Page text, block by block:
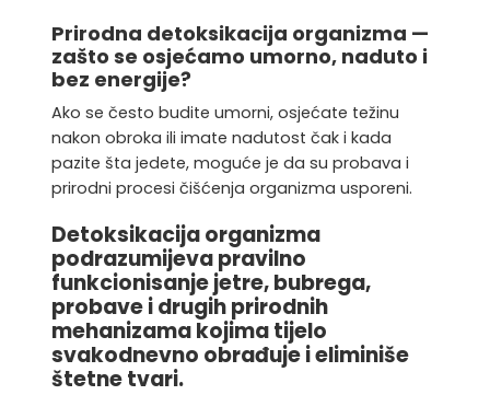
Prirodna detoksikacija organizma —
zašto se osjećamo umorno, naduto i
bez energije?
Ako se često budite umorni, osjećate težinu
nakon obroka ili imate nadutost čak i kada
pazite šta jedete, moguće je da su probava i
prirodni procesi čišćenja organizma usporeni.
Detoksikacija organizma
podrazumijeva pravilno
funkcionisanje jetre, bubrega,
probave i drugih prirodnih
mehanizama kojima tijelo
svakodnevno obrađuje i eliminiše
štetne tvari.